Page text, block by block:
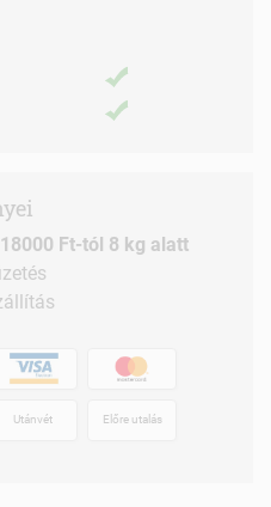
Ft-tól 8 kg alatt
Utánvét Előre utalás